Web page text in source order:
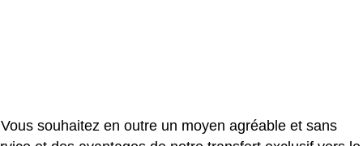
souhaitez en outre un moyen agréable et sans